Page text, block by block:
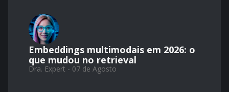
Embeddings multimodais em 2026: o
que mudou no retrieval
Dra. Expert - 07 de Agosto